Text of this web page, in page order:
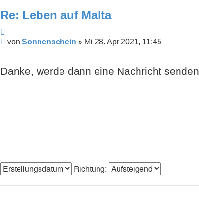
Re: Leben auf Malta
Beitrag
von Sonnenschein » Mi 28. Apr 2021, 11:45
Danke, werde dann eine Nachricht senden
Richtung: